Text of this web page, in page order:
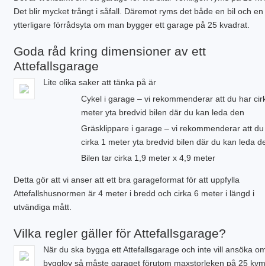
TJÄLDJUP
VATTENBUREN GOLVVÄRME
Det blir mycket trångt i såfall. Däremot ryms det både en bil och en
ytterligare förrådsyta om man bygger ett garage på 25 kvadrat.
Goda råd kring dimensioner av ett
Attefallsgarage
Lite olika saker att tänka på är
Cykel i garage – vi rekommenderar att du har
meter yta bredvid bilen där du kan leda den
Gräsklippare i garage – vi rekommenderar att
cirka 1 meter yta bredvid bilen där du kan leda
Bilen tar cirka 1,9 meter x 4,9 meter
Detta gör att vi anser att ett bra garageformat för att uppfylla
Attefallshusnormen är 4 meter i bredd och cirka 6 meter i längd i
utvändiga mått.
Vilka regler gäller för Attefallsgarage?
När du ska bygga ett Attefallsgarage och inte vill ansöka
bygglov så måste garaget förutom maxstorleken på 25